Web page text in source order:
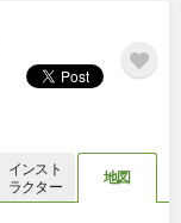
インスト
ラクター
地図